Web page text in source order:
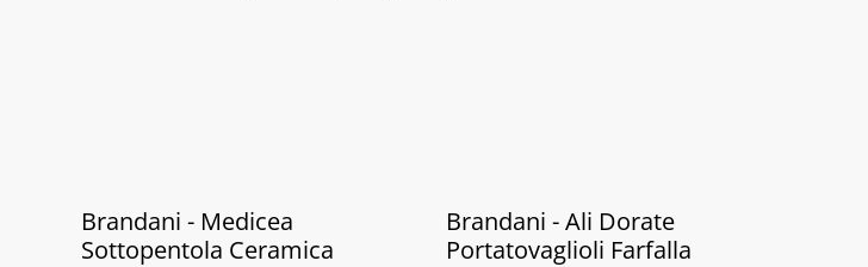
Brandani - Medicea
Sottopentola Ceramica
Brandani - Ali Dorate
Portatovaglioli Farfalla